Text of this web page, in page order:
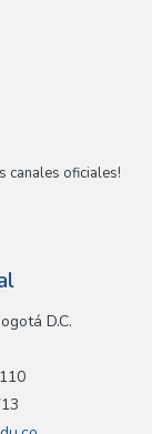
canales oficiales!
D.C.